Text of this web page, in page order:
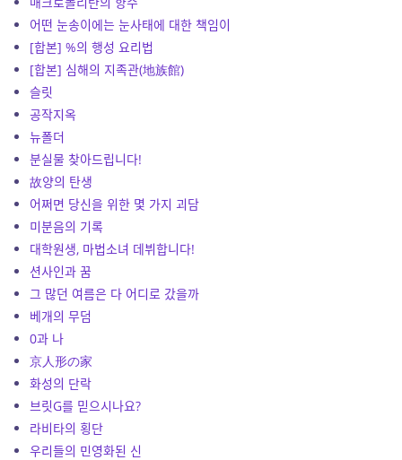
어떤 눈송이에는 눈사태에 대한 책임이
[합본] %의 행성 요리법
[합본] 심해의 지족관(地族館)
슬릿
공작지옥
뉴폴더
분실물 찾아드립니다!
故양의 탄생
어쩌면 당신을 위한 몇 가지 괴담
미분음의 기록
대학원생, 마법소녀 데뷔합니다!
션사인과 꿈
그 많던 여름은 다 어디로 갔을까
베개의 무덤
0과 나
京人形の家
화성의 단락
브릿G를 믿으시나요?
라비타의 횡단
우리들의 민영화된 신